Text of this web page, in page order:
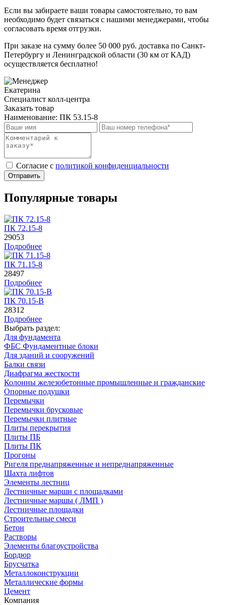
Если вы забираете ваши товары самостоятельно, то вам
необходимо будет связаться с нашими менеджерами, чтобы
согласовать время отгрузки.
При заказе на сумму более 50 000 руб. доставка по Санкт-
Петербургу и Ленинградской области (30 км от КАД)
осуществляется бесплатно!
Екатерина
Специалист колл-центра
Заказать товар
Наименование: ПК 53.15-8
Cогласие с политикой конфиденциальности
Отправить
Популярные товары
ПК 72.15-8
29053
Подробнее
ПК 71.15-8
28497
Подробнее
ПК 70.15-B
28312
Подробнее
Выбрать раздел:
Для фундамента
ФБС Фундаментные блоки
Для зданий и сооружений
Балки связи
Диафрагма жесткости
Колонны железобетонные промышленные и гражданские
Опорные подушки
Перемычки
Перемычки брусковые
Перемычки плитные
Плиты перекрытия
Плиты ПБ
Плиты ПК
Прогоны
Ригеля преднапряженные и непреднапряженные
Шахта лифтов
Элементы лестниц
Лестничные марши с площадками
Лестничные маршы ( ЛМП )
Лестничные площадки
Строительные смеси
Бетон
Растворы
Элементы благоустройства
Бордюр
Брусчатка
Металлоконструкции
Металлические формы
Цемент
Компания